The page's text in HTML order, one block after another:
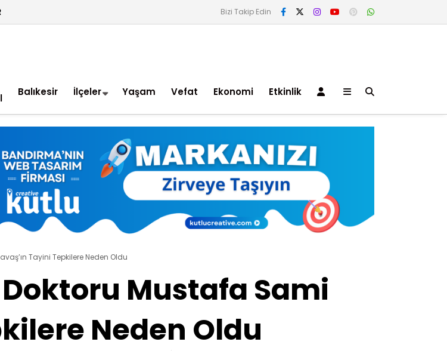
Bizi Takip Edin
Balıkesir İlçeler Yaşam Vefat Ekonomi Etkinlik
Tayini Tepkilere Neden Oldu
Mustafa Sami
Neden Oldu